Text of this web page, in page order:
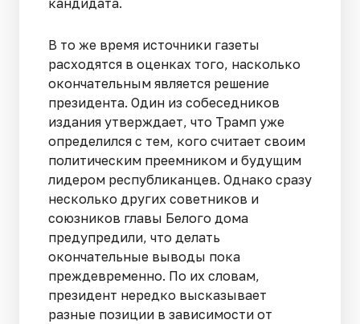
В то же время источники газеты
расходятся в оценках того, насколько
окончательным является решение
президента. Один из собеседников
издания утверждает, что Трамп уже
определился с тем, кого считает своим
политическим преемником и будущим
лидером республиканцев. Однако сразу
несколько других советников и
союзников главы Белого дома
предупредили, что делать
окончательные выводы пока
преждевременно. По их словам,
президент нередко высказывает
разные позиции в зависимости от